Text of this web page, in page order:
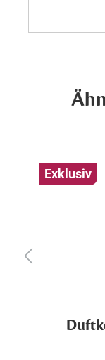
Exklusiv